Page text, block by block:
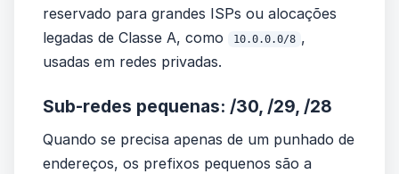
reservado para grandes ISPs ou alocações
legadas de Classe A, como
10.0.0.0/8 ,
usadas em redes privadas.
Sub-redes pequenas: /30, /29, /28
Quando se precisa apenas de um punhado de
endereços, os prefixos pequenos são a